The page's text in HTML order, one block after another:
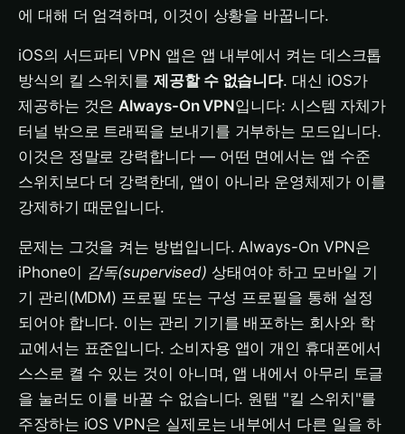
에 대해 더 엄격하며, 이것이 상황을 바꿉니다.
iOS의 서드파티 VPN 앱은 앱 내부에서 켜는 데스크톱
방식의 킬 스위치를제공할 수 없습니다. 대신 iOS가
제공하는 것은Always-On VPN입니다: 시스템 자체가
터널 밖으로 트래픽을 보내기를 거부하는 모드입니다.
이것은 정말로 강력합니다 — 어떤 면에서는 앱 수준
스위치보다 더 강력한데, 앱이 아니라 운영체제가 이를
강제하기 때문입니다.
문제는 그것을 켜는 방법입니다. Always-On VPN은
iPhone이 감독(supervised) 상태여야 하고 모바일 기
기 관리(MDM) 프로필 또는 구성 프로필을 통해 설정
되어야 합니다. 이는 관리 기기를 배포하는 회사와 학
교에서는 표준입니다. 소비자용 앱이 개인 휴대폰에서
스스로 켤 수 있는 것이 아니며, 앱 내에서 아무리 토글
을 눌러도 이를 바꿀 수 없습니다. 원탭 "킬 스위치"를
주장하는 iOS VPN은 실제로는 내부에서 다른 일을 하